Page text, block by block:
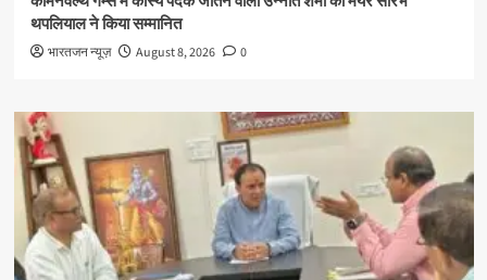
थपलियाल ने किया सम्मानित
भारतजन न्यूज़ August 8, 2026 0